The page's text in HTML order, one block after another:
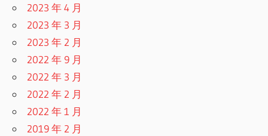
2023 年 4 月
2023 年 3 月
2023 年 2 月
2022 年 9 月
2022 年 3 月
2022 年 2 月
2022 年 1 月
2019 年 2 月